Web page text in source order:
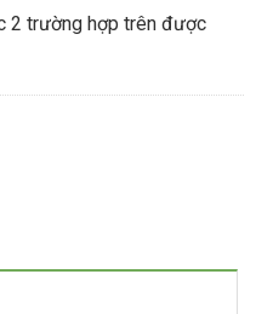
2 trường hợp trên được